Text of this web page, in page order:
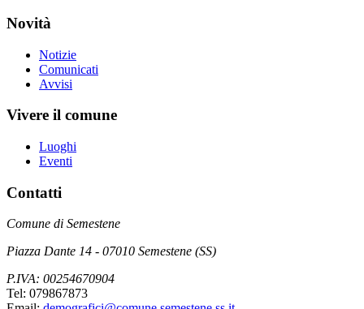
Novità
Notizie
Comunicati
Avvisi
Vivere il comune
Luoghi
Eventi
Contatti
Comune di Semestene
Piazza Dante 14 - 07010 Semestene (SS)
P.IVA: 00254670904
Tel: 079867873